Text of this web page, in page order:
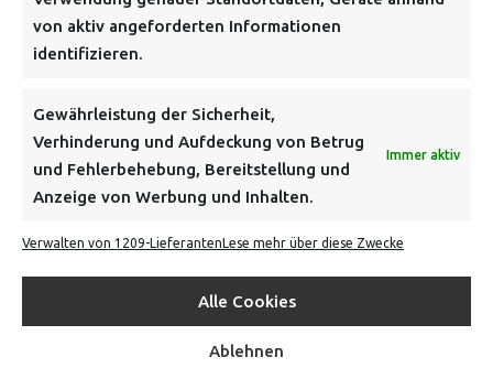
von aktiv angeforderten Informationen
identifizieren.
Gewährleistung der Sicherheit,
Verhinderung und Aufdeckung von Betrug
und Fehlerbehebung, Bereitstellung und
Anzeige von Werbung und Inhalten.
Immer aktiv
Verwalten von 1209-LieferantenLese mehr über diese Zwecke
Alle Cookies
Ablehnen
Danke, deine Registrierung war erfolgreich! Bitte prüfe
FOLGE UNS
INFORMATIONEN